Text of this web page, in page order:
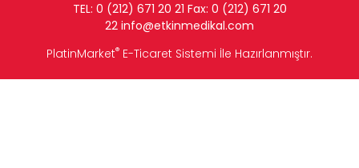
TEL: 0 (212) 671 20 21 Fax: 0 (212) 671 20
22 info@etkinmedikal.com
PlatinMarket® E-Ticaret Sistemi İle Hazırlanmıştır.